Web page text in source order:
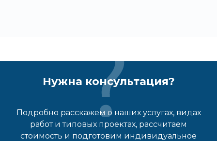
Нужна консультация?
Подробно расскажем о наших услугах, видах
работ и типовых проектах, рассчитаем
стоимость и подготовим индивидуальное